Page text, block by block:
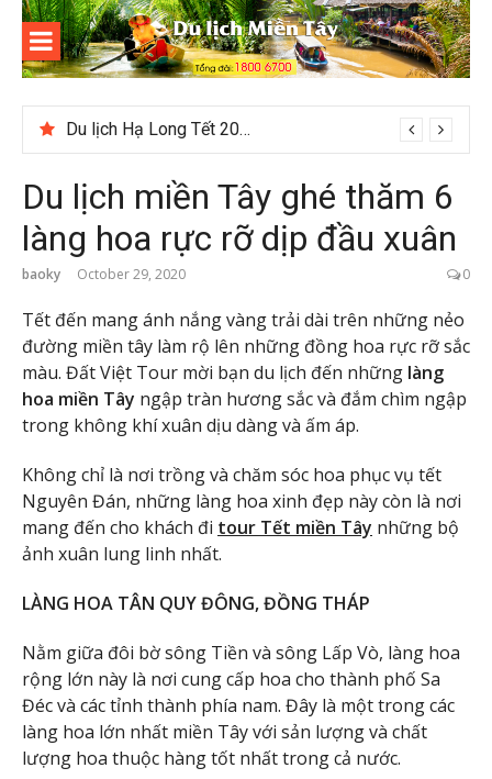
Skip
content
Du lịch
Miền Tây
Du lịch Hạ Long Tết 2026: Hành trình khám phá di sản nổi tiếng
Du lịch miền Tây ghé thăm 6
làng hoa rực rỡ dịp đầu xuân
baoky October 29, 2020 0
Tết đến mang ánh nắng vàng trải dài trên những nẻo
đường miền tây làm rộ lên những đồng hoa rực rỡ sắc
màu. Đất Việt Tour mời bạn du lịch đến những làng
hoa miền Tây ngập tràn hương sắc và đắm chìm ngập
trong không khí xuân dịu dàng và ấm áp.
Không chỉ là nơi trồng và chăm sóc hoa phục vụ tết
Nguyên Đán, những làng hoa xinh đẹp này còn là nơi
mang đến cho khách đi tour Tết miền Tây những bộ
ảnh xuân lung linh nhất.
LÀNG HOA TÂN QUY ĐÔNG, ĐỒNG THÁP
Nằm giữa đôi bờ sông Tiền và sông Lấp Vò, làng hoa
rộng lớn này là nơi cung cấp hoa cho thành phố Sa
Đéc và các tỉnh thành phía nam. Đây là một trong các
làng hoa lớn nhất miền Tây với sản lượng và chất
lượng hoa thuộc hàng tốt nhất trong cả nước.